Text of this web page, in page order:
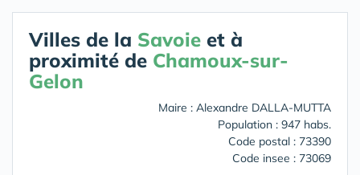
Villes de la Savoie et à
proximité de Chamoux-sur-
Gelon
Maire : Alexandre DALLA-MUTTA
Population : 947 habs.
Code postal : 73390
Code insee : 73069